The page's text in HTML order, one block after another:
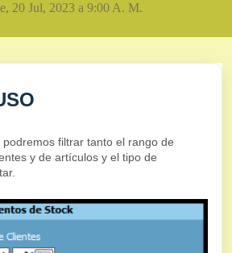
20 Jul, 2023 a 9:00 A. M.
filtrar tanto el rango de
y de artículos y el tipo de